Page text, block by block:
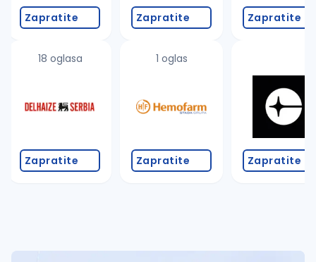
promenite odabrane filtere pretrage
Zapratite
18 oglasa
Zapratite
Zapratite
1 oglas
Zapratite
Zapratite
Zapratite